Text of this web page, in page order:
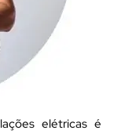
elétricas é